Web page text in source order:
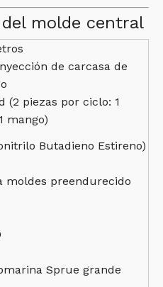
molde central
de carcasa de
(2 piezas por ciclo: 1
mango)
Butadieno Estireno)
moldes preendurecido
Sprue grande